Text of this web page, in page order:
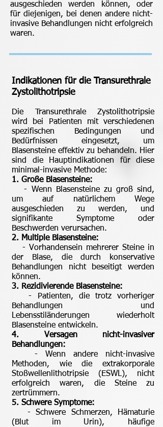
ausgeschieden werden können, oder
für diejenigen, bei denen andere nicht-
invasive Behandlungen nicht erfolgreich
waren.
Indikationen für die Transurethrale
Zystolithotripsie
Die Transurethrale Zystolithotripsie
wird bei Patienten mit verschiedenen
spezifischen Bedingungen und
Bedürfnissen eingesetzt, um
Blasensteine effektiv zu behandeln. Hier
sind die Hauptindikationen für diese
minimal-invasive Methode:
1. Große Blasensteine:
- Wenn Blasensteine zu groß sind,
um auf natürlichem Wege
ausgeschieden zu werden, und
signifikante Symptome oder
Beschwerden verursachen.
2. Multiple Blasensteine:
- Vorhandensein mehrerer Steine in
der Blase, die durch konservative
Behandlungen nicht beseitigt werden
können.
3. Rezidivierende Blasensteine:
- Patienten, die trotz vorheriger
Behandlungen und
Lebensstiländerungen wiederholt
Blasensteine entwickeln.
4. Versagen nicht-invasiver
Behandlungen:
- Wenn andere nicht-invasive
Methoden, wie die extrakorporale
Stoßwellenlithotripsie (ESWL), nicht
erfolgreich waren, die Steine zu
zertrümmern.
5. Schwere Symptome:
- Schwere Schmerzen, Hämaturie
(Blut im Urin), häufige